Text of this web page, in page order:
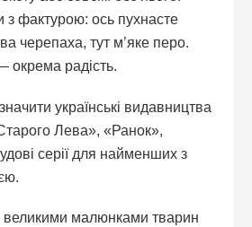
з фактурою: ось пухнасте
черепаха, тут м’яке перо.
окрема радість.
українські видавництва
Лева», «Ранок»,
серії для найменших з
великими малюнками тварин